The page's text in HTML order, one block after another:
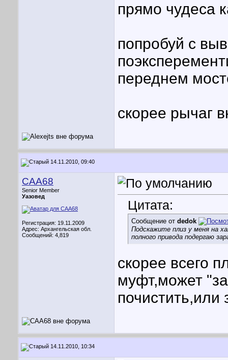
прямо чудеса
попробуй с
переднем
скорее рычаг
14.11.2010, 09:40
CAA68
Senior Member
Уазовед
Регистрация: 19.11.2009
Адрес: Архангельская обл.
Сообщений: 4,819
Цитата:
Сообщение от dedok
Подскажите плиз у меня на
полного привода подергаю
скорее всего
муфт,может
почистить,или
14.11.2010, 10:34